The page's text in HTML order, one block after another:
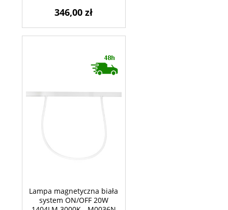
346,00 zł
Lampa magnetyczna biała
system ON/OFF 20W